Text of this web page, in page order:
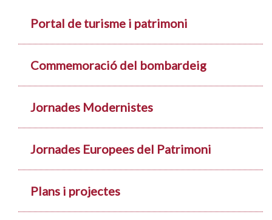
Portal de turisme i patrimoni
Commemoració del bombardeig
Jornades Modernistes
Jornades Europees del Patrimoni
Plans i projectes